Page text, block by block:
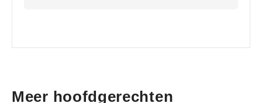
Meer hoofdgerechten